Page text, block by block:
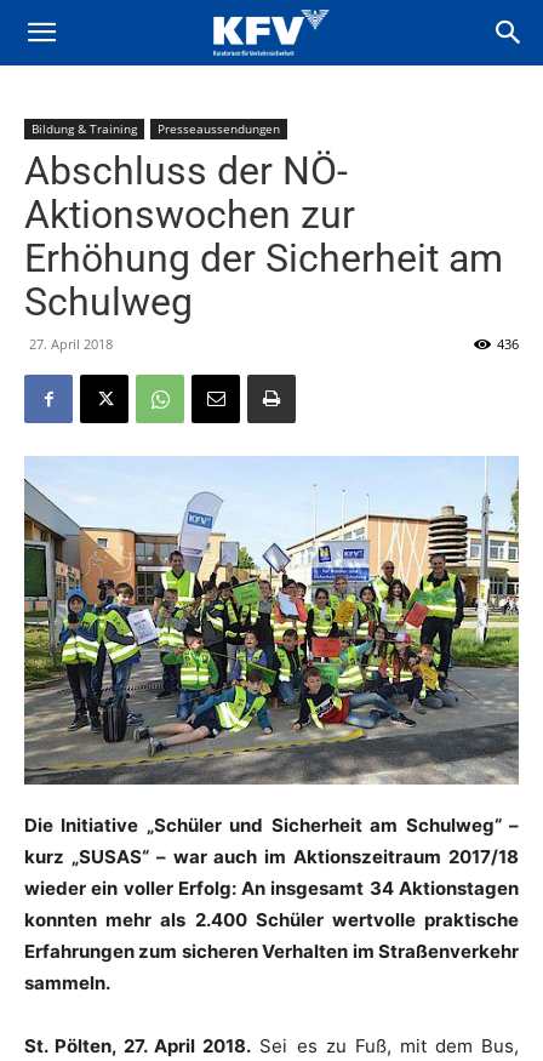
Bildung & Training Presseaussendungen
Abschluss der NÖ-
Aktionswochen zur
Erhöhung der Sicherheit am
Schulweg
27. April 2018 436
Die Initiative „Schüler und Sicherheit am Schulweg“ –
kurz „SUSAS“ – war auch im Aktionszeitraum 2017/18
wieder ein voller Erfolg: An insgesamt 34 Aktionstagen
konnten mehr als 2.400 Schüler wertvolle praktische
Erfahrungen zum sicheren Verhalten im Straßenverkehr
sammeln.
St. Pölten, 27. April 2018. Sei es zu Fuß, mit dem Bus,